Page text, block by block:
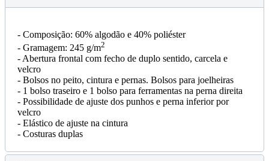
- Composição: 60% algodão e 40% poliéster
- Gramagem: 245 g/m2
- Abertura frontal com fecho de duplo sentido, carcela e
velcro
- Bolsos no peito, cintura e pernas. Bolsos para joelheiras
- 1 bolso traseiro e 1 bolso para ferramentas na perna direita
- Possibilidade de ajuste dos punhos e perna inferior por
velcro
- Elástico de ajuste na cintura
- Costuras duplas